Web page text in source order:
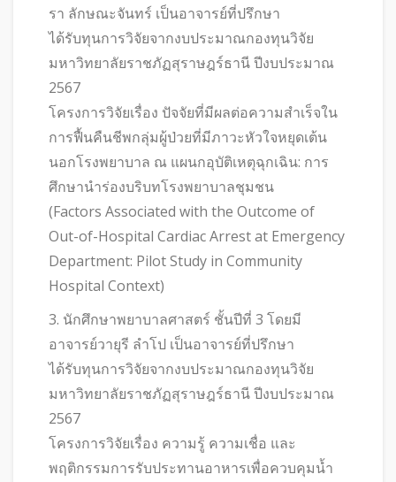
รา ลักษณะจันทร์ เป็นอาจารย์ที่ปรึกษา
ได้รับทุนการวิจัยจากงบประมาณกองทุนวิจัย
มหาวิทยาลัยราชภัฏสุราษฎร์ธานี ปีงบประมาณ
2567
โครงการวิจัยเรื่อง ปัจจัยที่มีผลต่อความสำเร็จใน
การฟื้นคืนชีพกลุ่มผู้ป่วยที่มีภาวะหัวใจหยุดเต้น
นอกโรงพยาบาล ณ แผนกอุบัติเหตุฉุกเฉิน: การ
ศึกษานำร่องบริบทโรงพยาบาลชุมชน
(Factors Associated with the Outcome of
Out-of-Hospital Cardiac Arrest at Emergency
Department: Pilot Study in Community
Hospital Context)
3. นักศึกษาพยาบาลศาสตร์ ชั้นปีที่ 3 โดยมี
อาจารย์วายุรี ลำโป เป็นอาจารย์ที่ปรึกษา
ได้รับทุนการวิจัยจากงบประมาณกองทุนวิจัย
มหาวิทยาลัยราชภัฏสุราษฎร์ธานี ปีงบประมาณ
2567
โครงการวิจัยเรื่อง ความรู้ ความเชื่อ และ
พฤติกรรมการรับประทานอาหารเพื่อควบคุมน้ำ